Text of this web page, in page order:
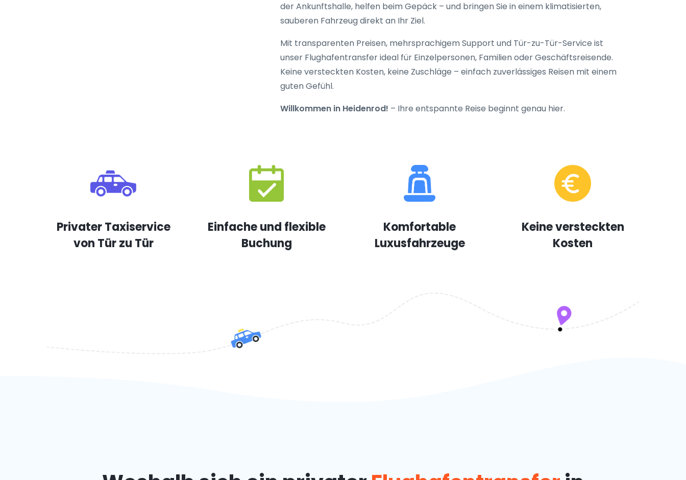
der Ankunftshalle, helfen beim Gepäck – und bringen Sie in einem klimatisierten,
sauberen Fahrzeug direkt an Ihr Ziel.
Mit transparenten Preisen, mehrsprachigem Support und Tür-zu-Tür-Service ist
unser Flughafentransfer ideal für Einzelpersonen, Familien oder Geschäftsreisende.
Keine versteckten Kosten, keine Zuschläge – einfach zuverlässiges Reisen mit einem
guten Gefühl.
Willkommen in Heidenrod! – Ihre entspannte Reise beginnt genau hier.
Privater Taxiservice
von Tür zu Tür
Einfache und flexible
Buchung
Komfortable
Luxusfahrzeuge
Keine versteckten
Kosten